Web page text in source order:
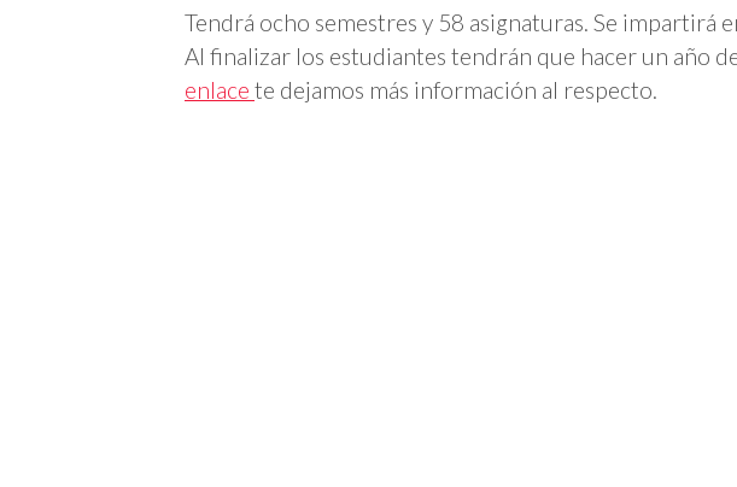
Tendrá ocho semestres y 58 asignaturas. Se impartirá
Al finalizar los estudiantes tendrán que hacer un año
enlace te dejamos más información al respecto.